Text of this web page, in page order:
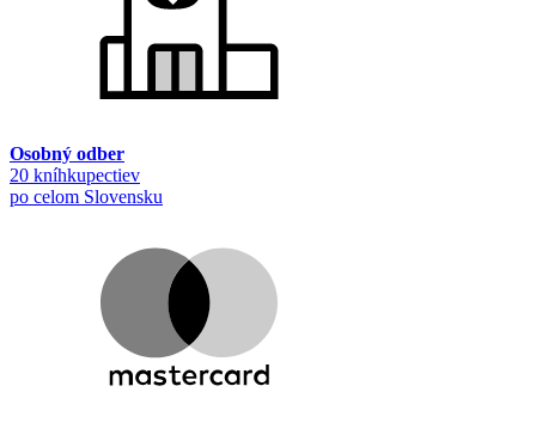
Osobný odber
20 kníhkupectiev
po celom Slovensku